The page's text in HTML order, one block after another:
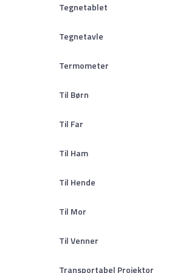
Tegnetablet
Tegnetavle
Termometer
Til Børn
Til Far
Til Ham
Til Hende
Til Mor
Til Venner
Transportabel Projektor